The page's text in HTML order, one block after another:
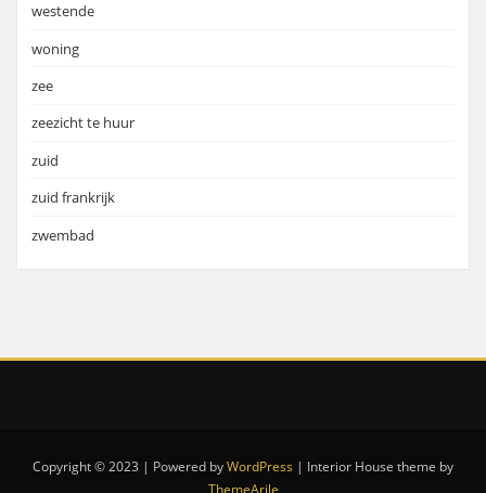
westende
woning
zee
zeezicht te huur
zuid
zuid frankrijk
zwembad
Copyright © 2023 | Powered byWordPress | Interior House theme by
ThemeArile